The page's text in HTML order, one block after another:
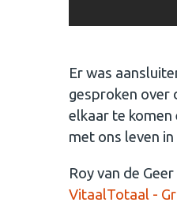
Er was
gesproken over
elkaar te komen
met ons leven
Roy van de Geer
VitaalTotaal -